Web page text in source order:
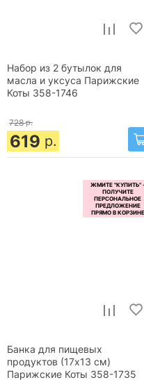
Набор из 2 бутылок для
масла и уксуса Парижские
Коты 358-1746
728 р.
619 р.
Банка для пищевых
продуктов (17x13 см)
Парижские Коты 358-1735